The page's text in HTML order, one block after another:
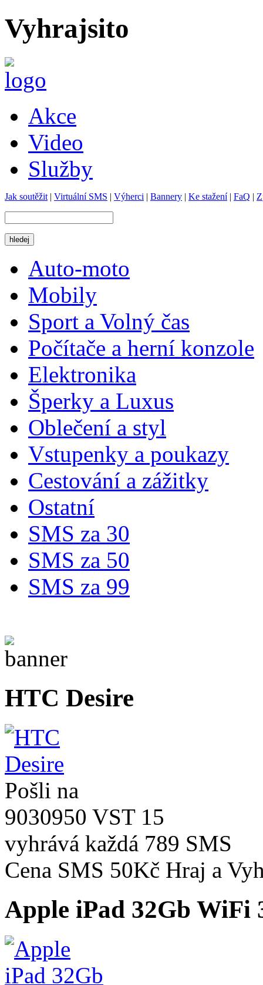
Vyhrajsito
Akce
Video
Služby
Jak soutěžit | Virtuální SMS | Výherci | Bannery | Ke stažení| FaQ |
Auto-moto
Mobily
Sport a Volný čas
Počítače a herní konzole
Elektronika
Šperky a Luxus
Oblečení a styl
Vstupenky a poukazy
Cestování a zážitky
Ostatní
SMS za 30
SMS za 50
SMS za 99
HTC Desire
Pošli na
9030950 VST 15
vyhrává každá 789 SMS
Cena SMS 50Kč Hraj a
Apple iPad 32Gb WiFi